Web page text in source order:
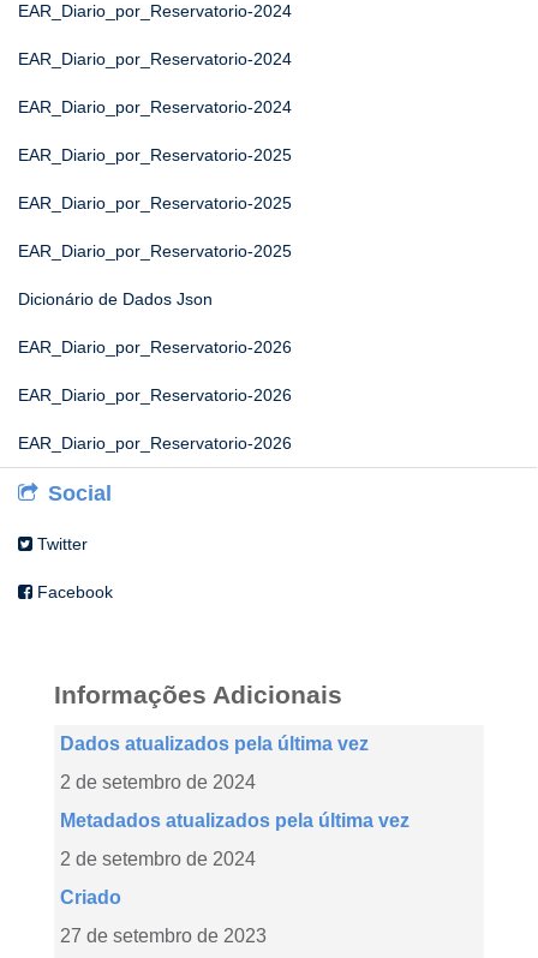
EAR_Diario_por_Reservatorio-2024
EAR_Diario_por_Reservatorio-2024
EAR_Diario_por_Reservatorio-2024
EAR_Diario_por_Reservatorio-2025
EAR_Diario_por_Reservatorio-2025
EAR_Diario_por_Reservatorio-2025
Dicionário de Dados Json
EAR_Diario_por_Reservatorio-2026
EAR_Diario_por_Reservatorio-2026
EAR_Diario_por_Reservatorio-2026
Social
Twitter
Facebook
Informações Adicionais
Dados atualizados pela última vez
2 de setembro de 2024
Metadados atualizados pela última vez
2 de setembro de 2024
Criado
27 de setembro de 2023